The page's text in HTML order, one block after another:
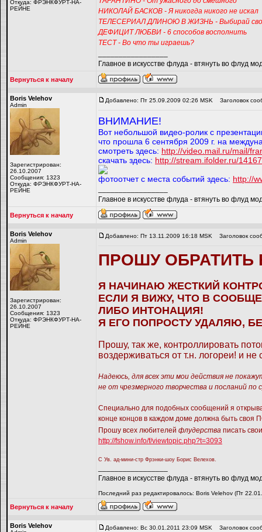
Откуда: ФРЭНКФУРТ-НА-
РЕЙНЕ
НИКОЛАЙ БАСКОВ - Я никогда никого не искал
ТЕЛЕСЕРИАЛ ДЛИНОЮ В ЖИЗНЬ - Выбирай
ДЕФИЦИТ ЛЮБВИ - 6 способов восполнить
ТЕСТ - Во что ты играешь?
Главное в искусстве флуда - втянуть во флуд
Вернуться к началу
Boris Velehov
Admin
Зарегистрирован:
26.10.2007
Сообщения: 1323
Откуда: ФРЭНКФУРТ-НА-
РЕЙНЕ
Добавлено: Пт 25.09.2009 02:26 MSK Заголовок
ВНИМАНИЕ!
Вот небольшой видео-ролик с
что прошла 6 сентября 2009 г. на
смотреть здесь: http://video.mail.ru/mail/
скачать здесь: http://stream.ifolder.ru/
фотоотчет с места событий здесь: http://
Главное в искусстве флуда - втянуть во флуд
Вернуться к началу
Boris Velehov
Admin
Зарегистрирован:
26.10.2007
Сообщения: 1323
Откуда: ФРЭНКФУРТ-НА-
РЕЙНЕ
Добавлено: Пт 13.11.2009 16:18 MSK Заголовок
ПРОШУ ОБРАТИТЬ
Я НАЧИНАЮ ЖЕСТКИЙ
ЕСЛИ Я ВИЖУ, ЧТО В
ЛИБО ИНТОНАЦИЯ!
Я ЕГО ПОПРОСТУ УДАЛЯЮ,
Прошу, так же, контроллировать
воздерживаться от т.н. логореи! и
Надеюсь, для всех эти мои действия не
не от чрезмерного творчества и посланий по
Специально для подобных сообщений я
конце концов в каждом доме должна быть
Прошу всех любителей флудерства писать
http://fshow.info/f/viewtopic.php?t=3093
С Ув. ад-мини-стр Фрэнки-шоу Борис Велехов.
Главное в искусстве флуда - втянуть во флуд
Последний раз редактировалось: Boris Velehov (Пт
Вернуться к началу
Boris Velehov Добавлено: Вс 30.01.2011 23:09 MSK Заголовок